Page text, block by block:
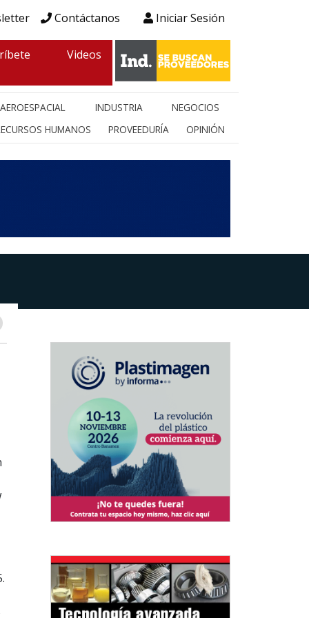
Contáctanos Iniciar Sesión
Videos
AEROESPACIAL INDUSTRIA
NEGOCIOS
HUMANOS
PROVEEDURÍA OPINIÓN